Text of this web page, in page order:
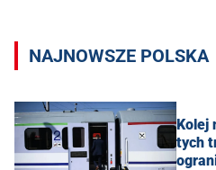
NAJNOWSZE POLSKA
Kolej
tych